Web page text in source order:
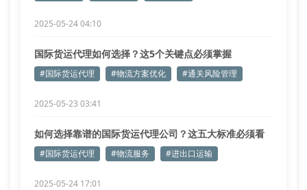
2025-05-24 04:10
国际货运代理如何选择？这5个关键点必须掌握
#国际货运代理 #物流方案优化 #通关风险管理
2025-05-23 03:41
如何选择靠谱的国际货运代理公司？这五大标准必须看
#国际货运代理 #物流服务 #进出口运输
2025-05-24 17:01